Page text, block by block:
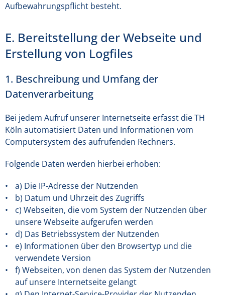
Aufbewahrungspflicht besteht.
E. Bereitstellung der Webseite und
Erstellung von Logfiles
1. Beschreibung und Umfang der
Datenverarbeitung
Bei jedem Aufruf unserer Internetseite erfasst die TH
Köln automatisiert Daten und Informationen vom
Computersystem des aufrufenden Rechners.
Folgende Daten werden hierbei erhoben:
a) Die IP-Adresse der Nutzenden
b) Datum und Uhrzeit des Zugriffs
c) Webseiten, die vom System der Nutzenden über
unsere Webseite aufgerufen werden
d) Das Betriebssystem der Nutzenden
e) Informationen über den Browsertyp und die
verwendete Version
f) Webseiten, von denen das System der Nutzenden
auf unsere Internetseite gelangt